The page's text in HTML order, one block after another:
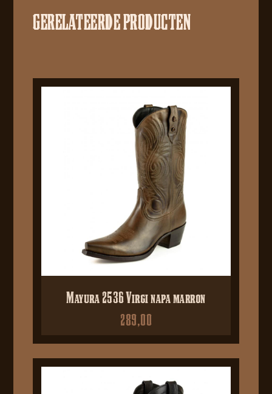
GERELATEERDE PRODUCTEN
Mayura 2536 Virgi napa marron
289,00